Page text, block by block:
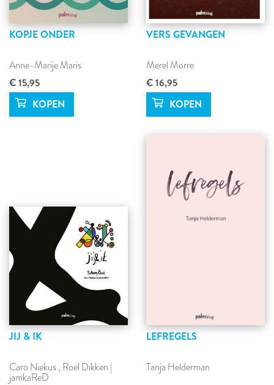
KOPJE ONDER
Anne-Marije Maris
€ 15,95
VERS GEVANGEN
Merel Morre
€ 16,95
JIJ & IK
Caro Niekus, Roel Dikken |
jamkaReD
LEFREGELS
Tanja Helderman